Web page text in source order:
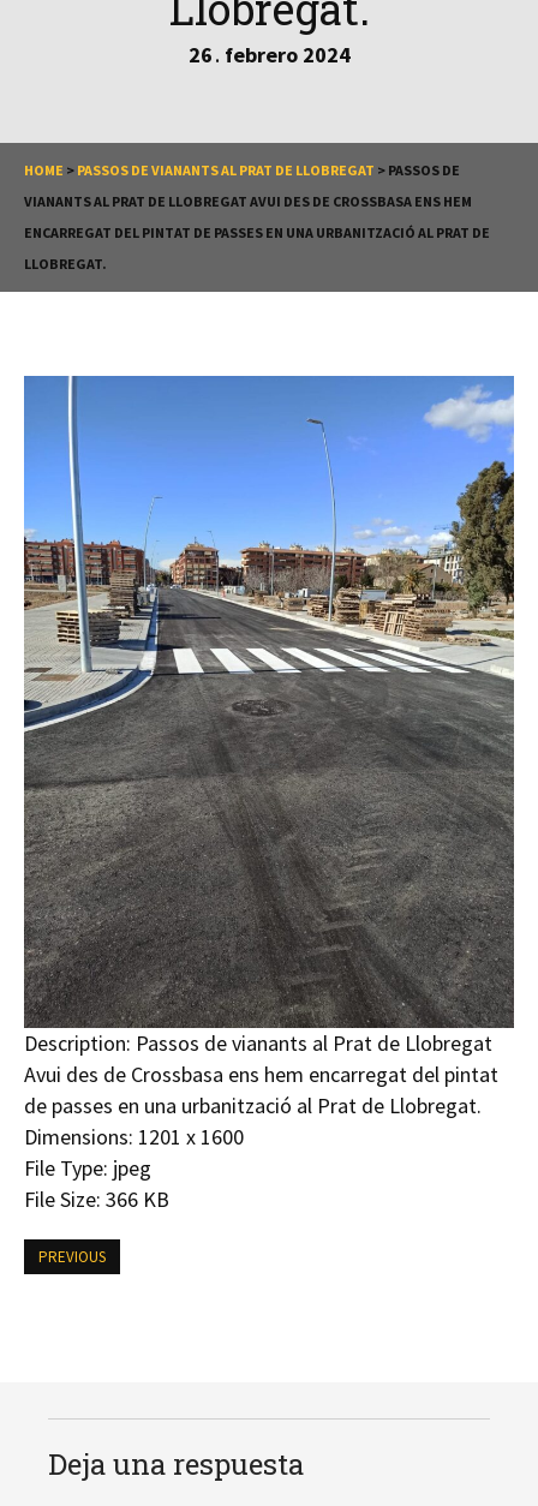
26 . febrero 2024
HOME > PASSOS DE VIANANTS AL PRAT DE LLOBREGAT > PASSOS DE
VIANANTS AL PRAT DE LLOBREGAT AVUI DES DE CROSSBASA ENS HEM
ENCARREGAT DEL PINTAT DE PASSES EN UNA URBANITZACIÓ AL PRAT DE
LLOBREGAT.
Description: Passos de vianants al Prat de Llobregat
Avui des de Crossbasa ens hem encarregat del pintat
de passes en una urbanització al Prat de Llobregat.
Dimensions: 1201 x 1600
File Type: jpeg
File Size: 366 KB
PREVIOUS
Deja una respuesta